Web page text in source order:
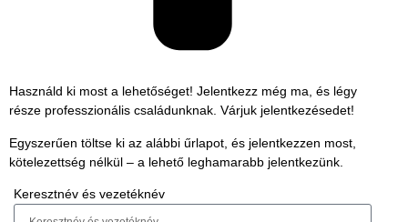
Használd ki most a lehetőséget! Jelentkezz még ma, és légy
része professzionális családunknak. Várjuk jelentkezésedet!
Egyszerűen töltse ki az alábbi űrlapot, és jelentkezzen most,
kötelezettség nélkül – a lehető leghamarabb jelentkezünk.
Keresztnév és vezetéknév